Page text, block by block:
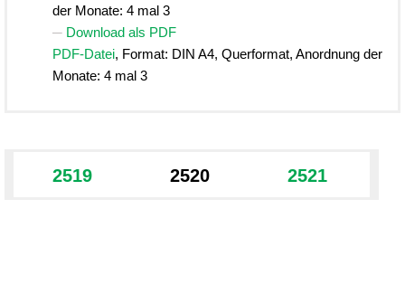
der Monate: 4 mal 3
Download als PDF
PDF-Datei, Format: DIN A4, Querformat, Anordnung der
Monate: 4 mal 3
2519 2520 2521